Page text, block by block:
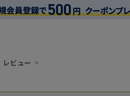
レビュー